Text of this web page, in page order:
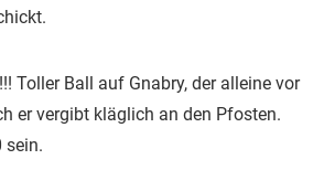
Toller Ball auf Gnabry, der alleine vor
er vergibt kläglich an den Pfosten.
sein.